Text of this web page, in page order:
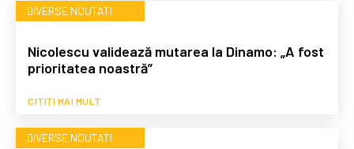
DIVERSE NOUTATI
Nicolescu validează mutarea la Dinamo: „A fost
prioritatea noastră”
CITIȚI MAI MULT
DIVERSE NOUTATI